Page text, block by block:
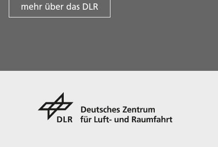
mehr über das DLR